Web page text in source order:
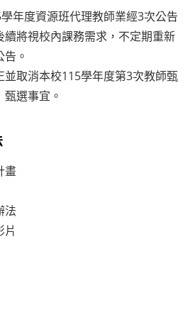
學年度資源班代理教師業經3次公告
將視校內課務需求，不定期重新
。
並取消本校115學年度第3次教師甄
選事宜。
畫
法
片